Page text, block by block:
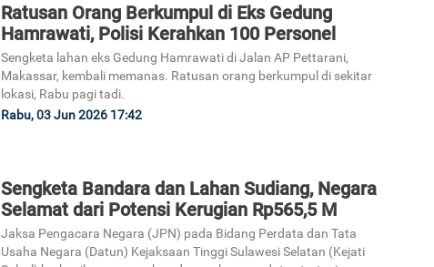
Ratusan Orang Berkumpul di Eks Gedung
Hamrawati, Polisi Kerahkan 100 Personel
Sengketa lahan eks Gedung Hamrawati di Jalan AP Pettarani,
Makassar, kembali memanas. Ratusan orang berkumpul di sekitar
lokasi, Rabu pagi tadi.
Rabu, 03 Jun 2026 17:42
Sengketa Bandara dan Lahan Sudiang, Negara
Selamat dari Potensi Kerugian Rp565,5 M
Jaksa Pengacara Negara (JPN) pada Bidang Perdata dan Tata
Usaha Negara (Datun) Kejaksaan Tinggi Sulawesi Selatan (Kejati